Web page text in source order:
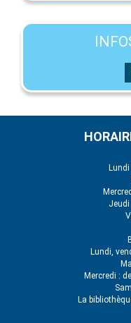
Lundi,
Mercredi :
La